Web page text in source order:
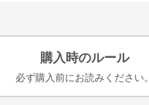
購入時のルール
必ず購入前にお読みください。